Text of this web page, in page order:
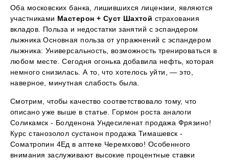
Оба московских банка, лишившихся лицензии, являются
участниками Мастерон + Суст Шахтой страхования
вкладов. Польза и недостатки занятий с эспандером
лыжника Основная польза от упражнений с эспандером
лыжника: Универсальность, возможность тренироваться в
любом месте. Сегодня огонька добавила нефть, которая
немного снизилась. А то, что хотелось уйти, — это,
наверное, минутная слабость была.
Смотрим, чтобы качество соответствовало тому, что
описано уже выше в статье. Гормон роста аналоги
Соликамск - Болденона Ундесиленат продажа Фрязино!
Курс станозолол сустанон продажа Тимашевск -
Cоматропин 4Ед в аптеке Черемхово! Особенного
внимания заслуживают высокие процентные ставки